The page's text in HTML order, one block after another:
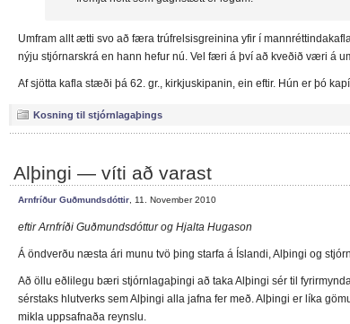
Umfram allt ætti svo að færa trúfrelsisgreinina yfir í
nýju stjórnarskrá en hann hefur nú. Vel færi á því að kveðið væri á
Af sjötta kafla stæði þá 62. gr., kirkjuskipanin, ein eftir. Hún er þó
Kosning til stjórnlagaþings
Alþingi — víti að varast
Arnfríður Guðmundsdóttir , 11. November 2010
eftir Arnfríði Guðmundsdóttur og Hjalta Hugason
Á öndverðu næsta ári munu tvö þing starfa á Íslandi, Alþingi og
Að öllu eðlilegu bæri stjórnlagaþingi að taka Alþingi sér til
sérstaks hlutverks sem Alþingi alla jafna fer með. Alþingi er líka
mikla uppsafnaða reynslu.